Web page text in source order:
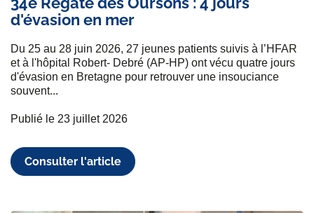
d'évasion en mer
Du 25 au 28 juin 2026, 27 jeunes patients suivis à l’HFAR
et à l'hôpital Robert- Debré (AP-HP) ont vécu quatre jours
d'évasion en Bretagne pour retrouver une insouciance
souvent...
Publié le 23 juillet 2026
Consulter l'article